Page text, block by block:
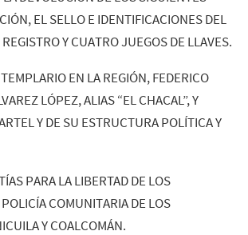
EL SELLO E IDENTIFICACIONES DEL
Y CUATRO JUEGOS DE LLAVES.
EN LA REGIÓN, FEDERICO
LÓPEZ, ALIAS “EL CHACAL”, Y
Y DE SU ESTRUCTURA POLÍTICA Y
PARA LA LIBERTAD DE LOS
COMUNITARIA DE LOS
Y COALCOMÁN.